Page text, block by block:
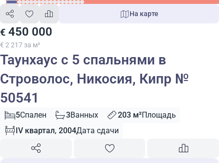
€ 450 000
€ 2 217 за м²
На карте
Таунхаус с 5 спальнями в
Строволос, Никосия, Кипр №
50541
5Спален 3Ванных 203 м²Площадь
IV квартал, 2004Дата сдачи